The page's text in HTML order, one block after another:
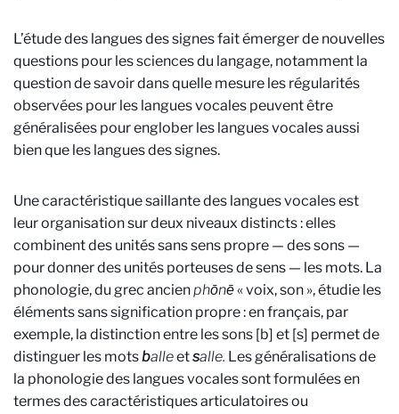
L’étude des langues des signes fait émerger de nouvelles
questions pour les sciences du langage, notamment la
question de savoir dans quelle mesure les régularités
observées pour les langues vocales peuvent être
généralisées pour englober les langues vocales aussi
bien que les langues des signes.
Une caractéristique saillante des langues vocales est
leur organisation sur deux niveaux distincts : elles
combinent des unités sans sens propre — des sons —
pour donner des unités porteuses de sens — les mots. La
phonologie, du grec ancienphōnē« voix, son », étudie les
éléments sans signification propre : en français, par
exemple, la distinction entre les sons [b] et [s] permet de
distinguer les motsballeetsalle. Les généralisations de
la phonologie des langues vocales sont formulées en
termes des caractéristiques articulatoires ou